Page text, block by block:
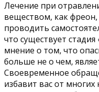
Лечение при
веществом, как фреон,
проводить
что существует
мнение о том, что
больше не о чем,
Своевременное
избавит вас от